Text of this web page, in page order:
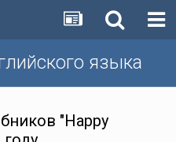
языка
"Happy